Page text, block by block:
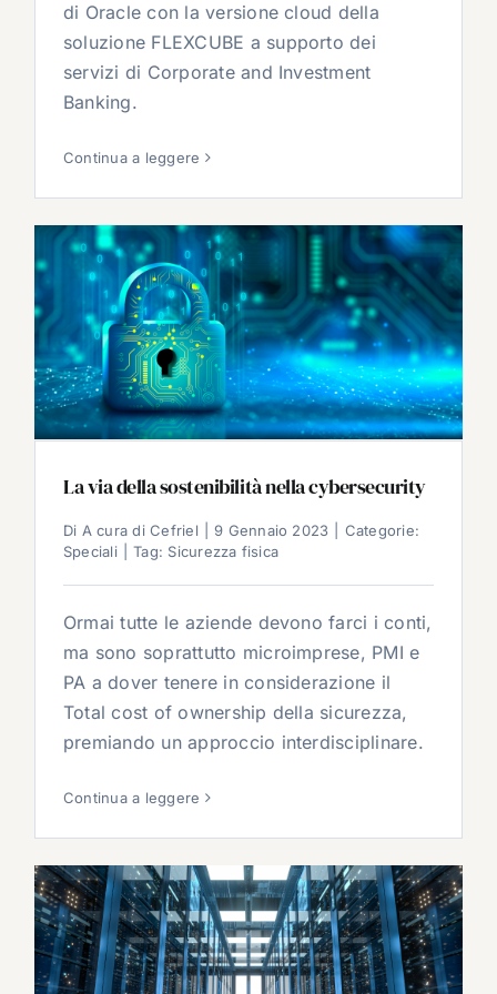
di Oracle con la versione cloud della
soluzione FLEXCUBE a supporto dei
servizi di Corporate and Investment
Banking.
Continua a leggere
La via della sostenibilità nella cybersecurity
Di A cura di Cefriel 9 Gennaio 2023
Categorie:
Speciali
Tag: Sicurezza fisica
Ormai tutte le aziende devono farci i conti,
ma sono soprattutto microimprese, PMI e
PA a dover tenere in considerazione il
Total cost of ownership della sicurezza,
premiando un approccio interdisciplinare.
Continua a leggere